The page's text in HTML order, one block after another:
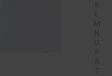
L
M
N
O
P
S
T